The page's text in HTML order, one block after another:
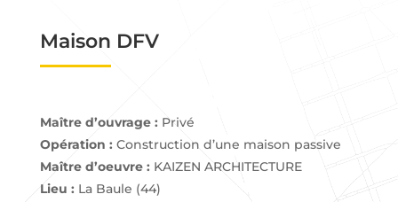
Maison DFV
Maître d’ouvrage : Privé
Opération : Construction d’une maison passive
Maître d’oeuvre : KAIZEN ARCHITECTURE
Lieu : La Baule (44)